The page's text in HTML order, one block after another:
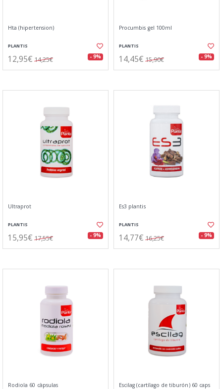
Hta (hipertension)
PLANTIS
12,95€ 14,25€ - 9%
Procumbis gel 100ml
PLANTIS
14,45€ 15,90€ - 9%
Ultraprot
PLANTIS
15,95€ 17,55€ - 9%
Es3 plantis
PLANTIS
14,77€ 16,25€ - 9%
Rodiola 60 càpsulas Escilag (cartílago de tiburón) 60 caps